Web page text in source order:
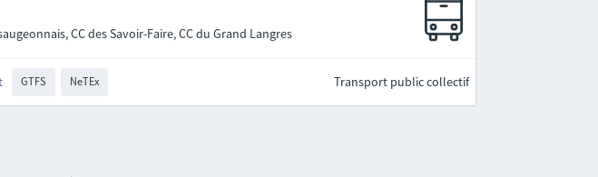
CC des Savoir-Faire, CC du Grand Langres
GTFS NeTEx Transport public collectif